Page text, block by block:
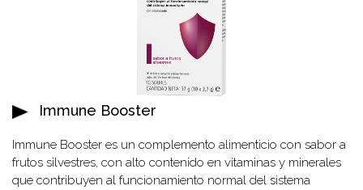
Immune Booster
Immune Booster es un complemento alimenticio con sabor a
frutos silvestres, con alto contenido en vitaminas y minerales
que contribuyen al funcionamiento normal del sistema